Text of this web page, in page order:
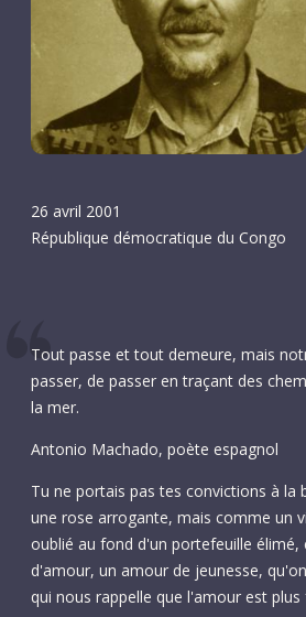
26 avril 2001
République démocratique du Congo
Tout passe et tout demeure, mais
passer, de passer en traçant des
la mer.
Antonio Machado, poète espagnol
Tu ne portais pas tes convictions à la
une rose arrogante, mais comme un
oublié au fond d'un portefeuille
d'amour, un amour de jeunesse,
qui nous rappelle que l'amour est